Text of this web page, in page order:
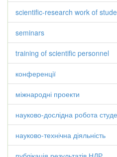
scientific-research work of
seminars
training of scientific personnel
конференції
міжнародні проекти
науково-дослідна робота
науково-технічна діяльність